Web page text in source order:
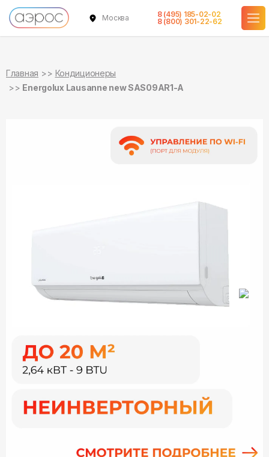
Москва
8 (495) 185-02-02
8 (800) 301-22-62
Главная
Кондиционеры
Energolux Lausanne new SAS09AR1-A
в наличии
в наличии